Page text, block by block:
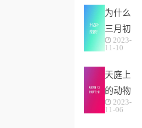
为什么
三月初
一的女
好(农
村俗语
“三
2023-
11-10
天庭上
的动物
猜生2023-
11-06